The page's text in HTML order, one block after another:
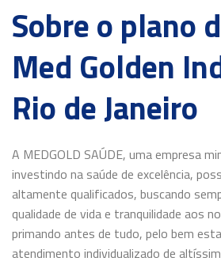
Sobre o plano
Med Golden
Rio de Janeiro
A MEDGOLD SAÚDE, uma empresa
investindo na saúde de excelência,
altamente qualificados, buscando
qualidade de vida e tranquilidade aos
primando antes de tudo, pelo bem
atendimento individualizado de